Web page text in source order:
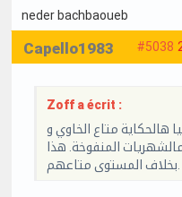
neder bachbaoueb
#5038
Capello1983
Zoff a écrit :
هالحكاية متاع الخاوي و
المنفوخة. هذا